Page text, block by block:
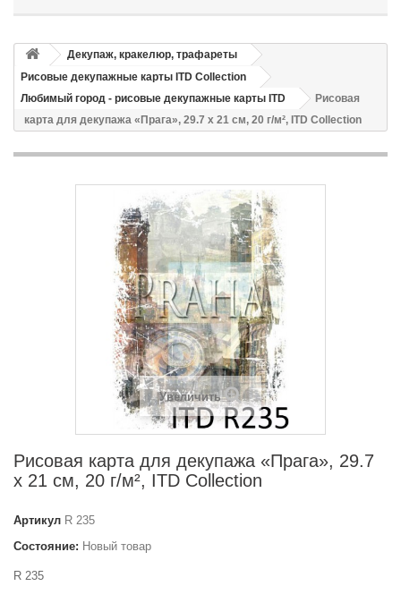
Декупаж, кракелюр, трафареты
Рисовые декупажные карты ITD Collection
Любимый город - рисовые декупажные карты ITD
Рисовая
карта для декупажа «Прага», 29.7 x 21 см, 20 г/м², ITD Collection
Увеличить
Рисовая карта для декупажа «Прага», 29.7
x 21 см, 20 г/м², ITD Collection
Артикул R 235
Состояние: Новый товар
R 235